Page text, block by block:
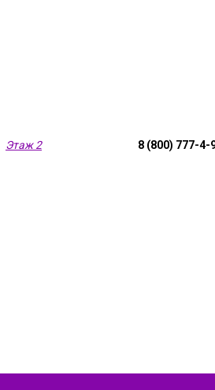
Этаж 2 8 (800) 777-4-